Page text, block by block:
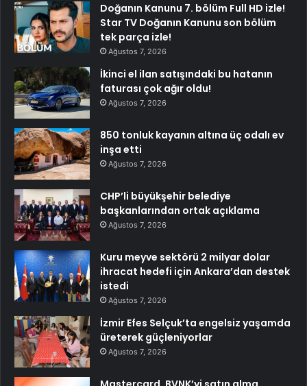
Doğanın Kanunu 7. bölüm Full HD izle!
Star TV Doğanın Kanunu son bölüm
tek parça izle!
Ağustos 7, 2026
İkinci el ilan satışındaki bu hatanın
faturası çok ağır oldu!
Ağustos 7, 2026
850 tonluk kayanın altına üç odalı ev
inşa etti
Ağustos 7, 2026
CHP’li büyükşehir belediye
başkanlarından ortak açıklama
Ağustos 7, 2026
Kuru meyve sektörü 2 milyar dolar
ihracat hedefi için Ankara’dan destek
istedi
Ağustos 7, 2026
İzmir Efes Selçuk’ta engelsiz yaşamda
üreterek güçleniyorlar
Ağustos 7, 2026